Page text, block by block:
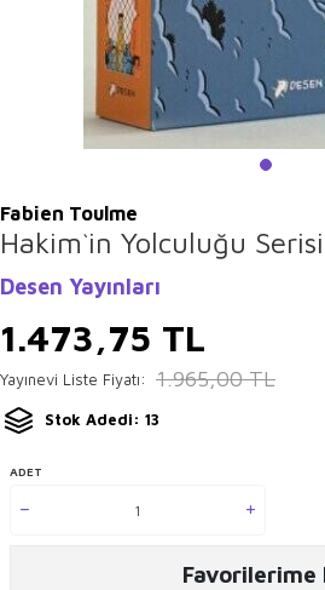
Fabien Toulme
Hakim`in Yolculuğu
Desen Yayınları
1.473,75 TL
Yayınevi Liste Fiyatı: 1.965,00TL
Stok Adedi: 13
ADET
Favorilerime